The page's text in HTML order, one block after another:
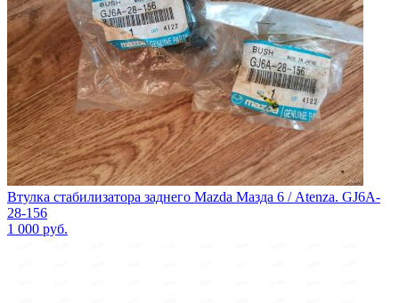
Втулка стабилизатора заднего Mazda Мазда 6 / Atenza. GJ6A-
28-156
1 000 руб.